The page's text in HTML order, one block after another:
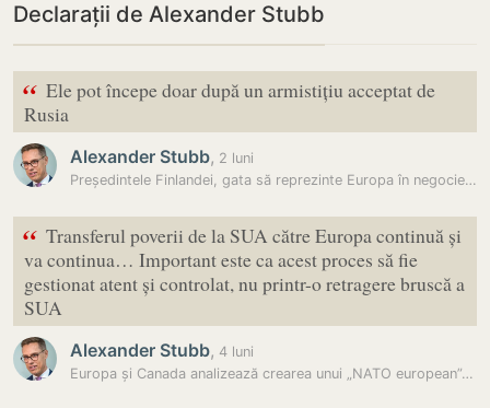
Declarații de Alexander Stubb
“ Ele pot începe doar după un armistițiu acceptat de
Rusia
Alexander Stubb, 2 luni
Președintele Finlandei, gata să reprezinte Europa în negocierile de…
“ Transferul poverii de la SUA către Europa continuă și
va continua… Important este ca acest proces să fie
gestionat atent și controlat, nu printr-o retragere bruscă a
SUA
Alexander Stubb, 4 luni
Europa și Canada analizează crearea unui „NATO european”, pe fondul…